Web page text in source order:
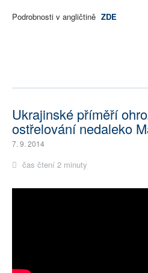
Podrobnosti v angličtině ZDE
Ukrajinské příměří
ostřelování nedaleko
7. 9. 2014
čas čtení 2 minuty